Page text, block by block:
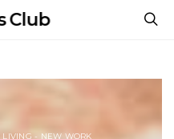
Club
LIVING - NEW WORK